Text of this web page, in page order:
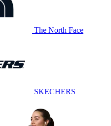
The North Face
SKECHERS